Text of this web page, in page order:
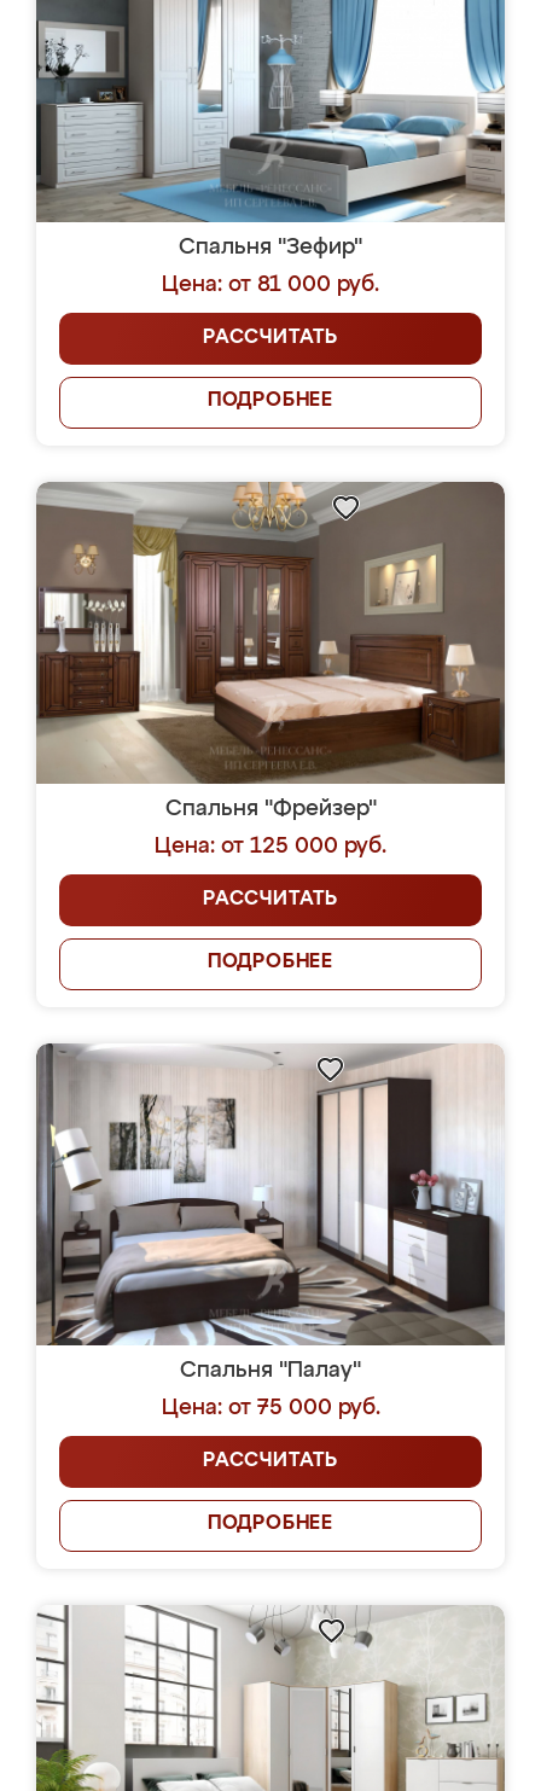
Спальня "Зефир"
Цена: от 81 000 руб.
РАССЧИТАТЬ
ПОДРОБНЕЕ
Спальня "Фрейзер"
Цена: от 125 000 руб.
РАССЧИТАТЬ
ПОДРОБНЕЕ
Спальня "Палау"
Цена: от 75 000 руб.
РАССЧИТАТЬ
ПОДРОБНЕЕ